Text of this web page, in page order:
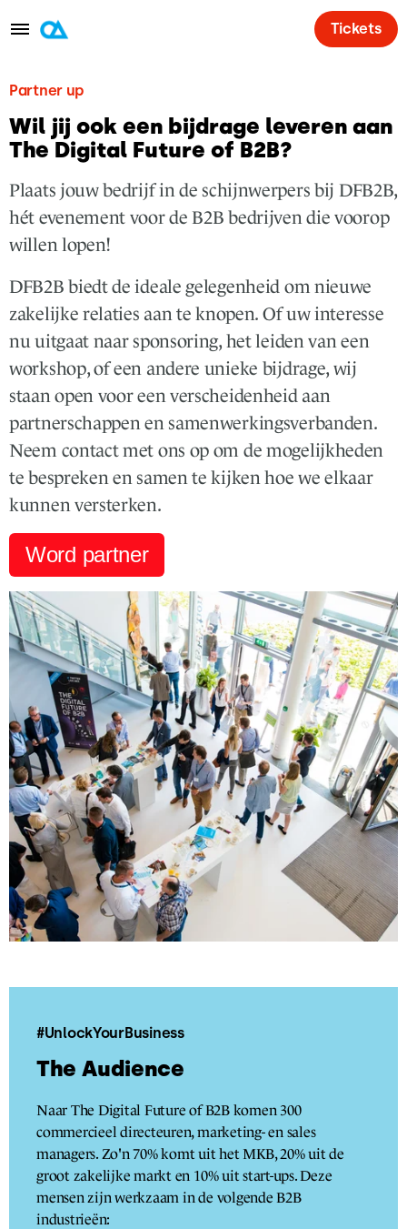
Sprekers
Partners
Locatie
Blog
Partner worden? ✅
Contact
NL
Tickets
Partner up
Wil jij ook een bijdrage leveren aan
The Digital Future of B2B?
Plaats jouw bedrijf in de schijnwerpers bij DFB2B,
hét evenement voor de B2B bedrijven die voorop
willen lopen!
DFB2B biedt de ideale gelegenheid om nieuwe
zakelijke relaties aan te knopen. Of uw interesse
nu uitgaat naar sponsoring, het leiden van een
workshop, of een andere unieke bijdrage, wij
staan open voor een verscheidenheid aan
partnerschappen en samenwerkingsverbanden.
Neem contact met ons op om de mogelijkheden
te bespreken en samen te kijken hoe we elkaar
kunnen versterken.
Word partner
#UnlockYourBusiness
The Audience
Naar The Digital Future of B2B komen 300
commercieel directeuren, marketing- en sales
managers. Zo'n 70% komt uit het MKB, 20% uit de
groot zakelijke markt en 10% uit start-ups. Deze
mensen zijn werkzaam in de volgende B2B
industrieën: